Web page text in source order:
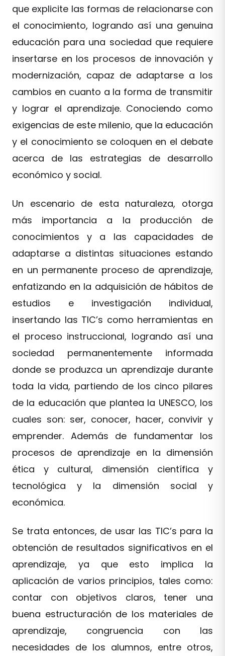
que explicite las formas de relacionarse con
el conocimiento, logrando así una genuina
educación para una sociedad que requiere
insertarse en los procesos de innovación y
modernización, capaz de adaptarse a los
cambios en cuanto a la forma de transmitir
y lograr el aprendizaje. Conociendo como
exigencias de este milenio, que la educación
y el conocimiento se coloquen en el debate
acerca de las estrategias de desarrollo
económico y social.
Un escenario de esta naturaleza, otorga
más importancia a la producción de
conocimientos y a las capacidades de
adaptarse a distintas situaciones estando
en un permanente proceso de aprendizaje,
enfatizando en la adquisición de hábitos de
estudios e investigación individual,
insertando las TIC’s como herramientas en
el proceso instruccional, logrando así una
sociedad permanentemente informada
donde se produzca un aprendizaje durante
toda la vida, partiendo de los cinco pilares
de la educación que plantea la UNESCO, los
cuales son: ser, conocer, hacer, convivir y
emprender. Además de fundamentar los
procesos de aprendizaje en la dimensión
ética y cultural, dimensión científica y
tecnológica y la dimensión social y
económica.
Se trata entonces, de usar las TIC’s para la
obtención de resultados significativos en el
aprendizaje, ya que esto implica la
aplicación de varios principios, tales como:
contar con objetivos claros, tener una
buena estructuración de los materiales de
aprendizaje, congruencia con las
necesidades de los alumnos, entre otros,